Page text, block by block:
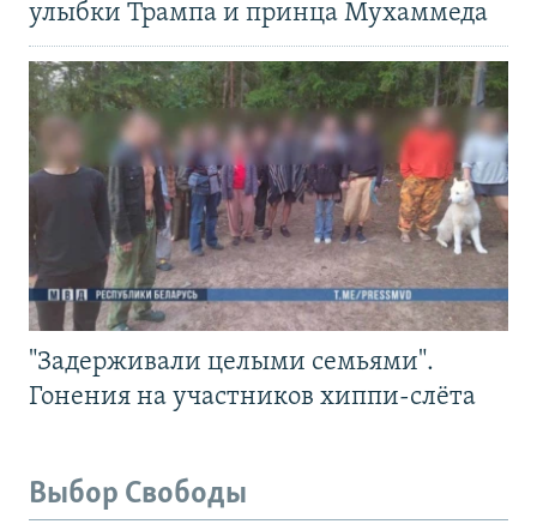
улыбки Трампа и принца Мухаммеда
"Задерживали целыми семьями".
Гонения на участников хиппи-слёта
Выбор Свободы